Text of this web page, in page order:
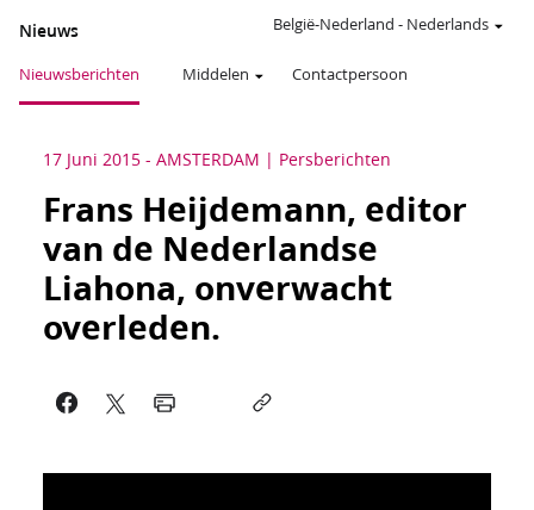
Nieuws
Nieuwsberichten Middelen Contactpersoon
België-Nederland - Nederlands
17 Juni 2015 - AMSTERDAM Persberichten
Frans Heijdemann, editor
van de Nederlandse
Liahona, onverwacht
overleden.